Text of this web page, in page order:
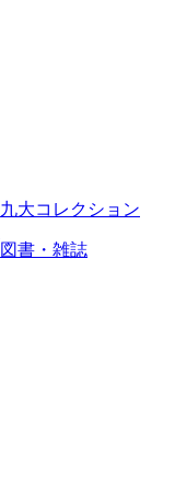
九大コレクション
図書・雑誌